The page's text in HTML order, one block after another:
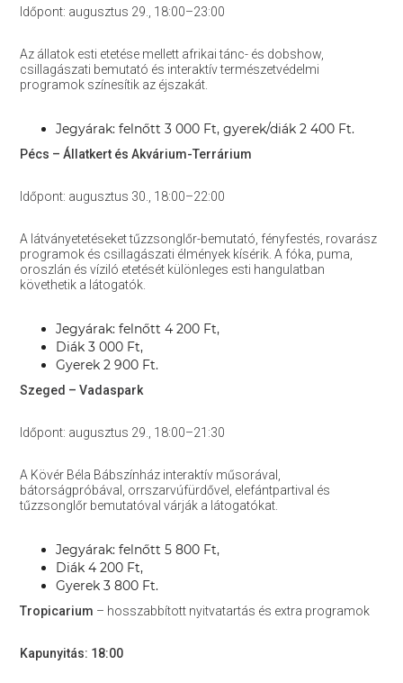
Időpont: augusztus 29., 18:00–23:00
Az állatok esti etetése mellett afrikai tánc- és dobshow,
csillagászati bemutató és interaktív természetvédelmi
programok színesítik az éjszakát.
Jegyárak: felnőtt 3 000 Ft, gyerek/diák 2 400 Ft.
Pécs – Állatkert és Akvárium-Terrárium
Időpont: augusztus 30., 18:00–22:00
A látványetetéseket tűzzsonglőr-bemutató, fényfestés, rovarász
programok és csillagászati élmények kísérik. A fóka, puma,
oroszlán és víziló etetését különleges esti hangulatban
követhetik a látogatók.
Jegyárak: felnőtt 4 200 Ft,
Diák 3 000 Ft,
Gyerek 2 900 Ft.
Szeged – Vadaspark
Időpont: augusztus 29., 18:00–21:30
A Kövér Béla Bábszínház interaktív műsorával,
bátorságpróbával, orrszarvúfürdővel, elefántpartival és
tűzzsonglőr bemutatóval várják a látogatókat.
Jegyárak: felnőtt 5 800 Ft,
Diák 4 200 Ft,
Gyerek 3 800 Ft.
Tropicarium – hosszabbított nyitvatartás és extra programok
Kapunyitás: 18:00